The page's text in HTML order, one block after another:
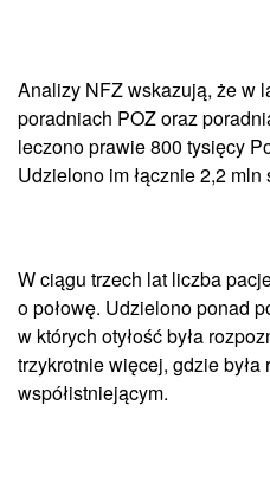
Analizy NFZ wskazują, że w
poradniach POZ oraz
leczono prawie 800 tysięcy
Udzielono im łącznie 2,2 mln
W ciągu trzech lat liczba
o połowę. Udzielono ponad
w których otyłość była
trzykrotnie więcej, gdzie była
współistniejącym.